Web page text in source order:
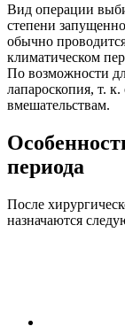
Вид операции
степени
обычно
климатическом
По возможности
лапароскопия, т.
вмешательствам.
периода
После
назначаются